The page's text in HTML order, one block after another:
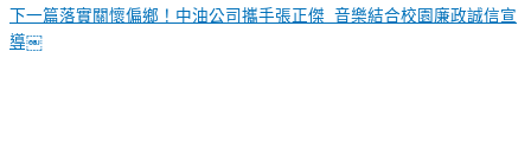
下一篇落實關懷偏鄉！中油公司攜手張正傑 音樂結合校園廉政誠信宣
導￼